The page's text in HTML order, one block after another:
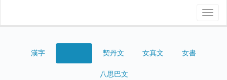
漢字 契丹文 女真文 女書
八思巴文